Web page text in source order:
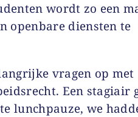
wordt zo een
openbare diensten te
vragen op met
Een stagiair
lunchpauze, we